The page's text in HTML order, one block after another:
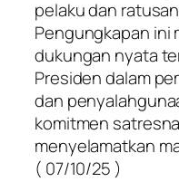
pelaku dan
Pengungkapan ini
dukungan nyata
Presiden dalam
dan
komitmen
menyelamatkan
( 07/10/25 )